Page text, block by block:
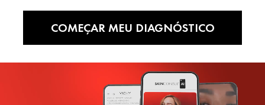
COMEÇAR MEU DIAGNÓSTICO